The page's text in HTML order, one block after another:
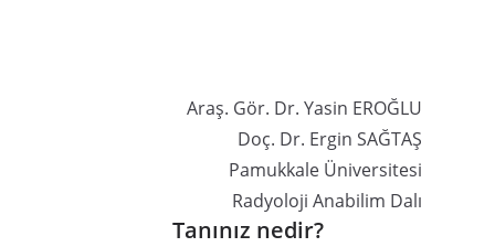
Araş. Gör. Dr. Yasin EROĞLU
Doç. Dr. Ergin SAĞTAŞ
Pamukkale Üniversitesi
Radyoloji Anabilim Dalı
Tanınız nedir?